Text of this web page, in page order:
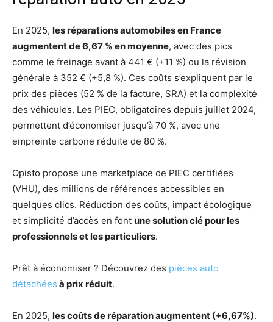
En 2025, les réparations automobiles en France
augmentent de 6,67 % en moyenne, avec des pics
comme le freinage avant à 441 € (+11 %) ou la révision
générale à 352 € (+5,8 %). Ces coûts s’expliquent par le
prix des pièces (52 % de la facture, SRA) et la complexité
des véhicules. Les PIEC, obligatoires depuis juillet 2024,
permettent d’économiser jusqu’à 70 %, avec une
empreinte carbone réduite de 80 %.
Opisto propose une marketplace de PIEC certifiées
(VHU), des millions de références accessibles en
quelques clics. Réduction des coûts, impact écologique
et simplicité d’accès en font une solution clé pour les
professionnels et les particuliers.
Prêt à économiser ? Découvrez des pièces auto
détachées à prix réduit.
En 2025, les coûts de réparation augmentent (+6,67%).